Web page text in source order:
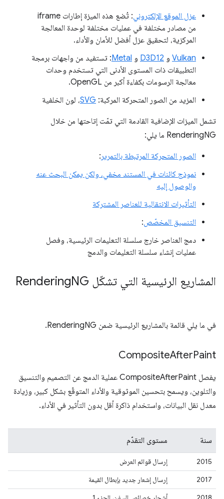
عزل الموقع الإلكتروني
: تُضع هذه الميزة إطارات iframe
من مصادر مختلفة في عمليات مختلفة لوحدة المعالجة
المركزية، لتحقيق عزل أفضل للأمان والأداء.
Vulkan و D3D12 و Metal: تستفيد من واجهات برمجة
التطبيقات ذات المستوى الأدنى التي تستخدم وحدات
معالجة الرسومات بكفاءة أكبر من OpenGL.
المزيد من الصور المتحركة المركبة: SVG، لون الخلفية
تشمل الميزات الإضافية القادمة التي تمّت إتاحتها من خلال
RenderingNG ما يلي:
الصور المتحركة المرتبطة بالتمرير :
نموذج كائنات في المستند مخفي، ولكن يمكن البحث عنه
والوصول إليه
التأثيرات الانتقالية للعناصر المشتركة
التنسيق المخصّص:
دمج العناصر خارج سلسلة التعليمات الرئيسية، وفصل
عمليات إنشاء سلسلة التعليمات والدمج
المشاريع الرئيسية التي تشكّل Rendering NG
في ما يلي قائمة بالمشاريع الرئيسية ضمن RenderingNG.
CompositeAfterPaint
يفصل CompositeAfterPaint عملية الدمج عن التصميم والتنسيق
والتلوين، ويسمح بتحسين الموثوقية والأداء المتوقّع بشكل كبير، وزيادة
معدل نقل البيانات، واستخدام ذاكرة أقل بدون التأثير في الأداء.
سنة مستوى التقدّم
2015
إرسال قوائم العرض
2017
إرسال إشعار جديد بإبطال القيمة